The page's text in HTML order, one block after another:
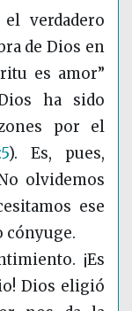
verdadero
de Dios en
es amor”
ha sido
por el
). Es, pues,
olvidemos
ese
cónyuge.
¡Es
Dios eligió